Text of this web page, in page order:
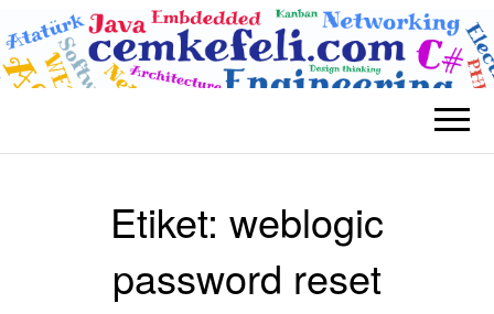
BLOG CEM
KEFELI
Teknolojik
Etiket: weblogic
password reset